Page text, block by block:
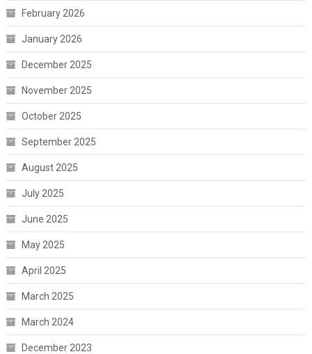
February 2026
January 2026
December 2025
November 2025
October 2025
September 2025
August 2025
July 2025
June 2025
May 2025
April 2025
March 2025
March 2024
December 2023